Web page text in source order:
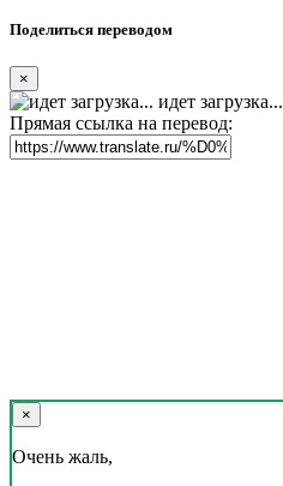
Поделиться переводом
×
идет загрузка...
Прямая ссылка на перевод:
×
Очень жаль,